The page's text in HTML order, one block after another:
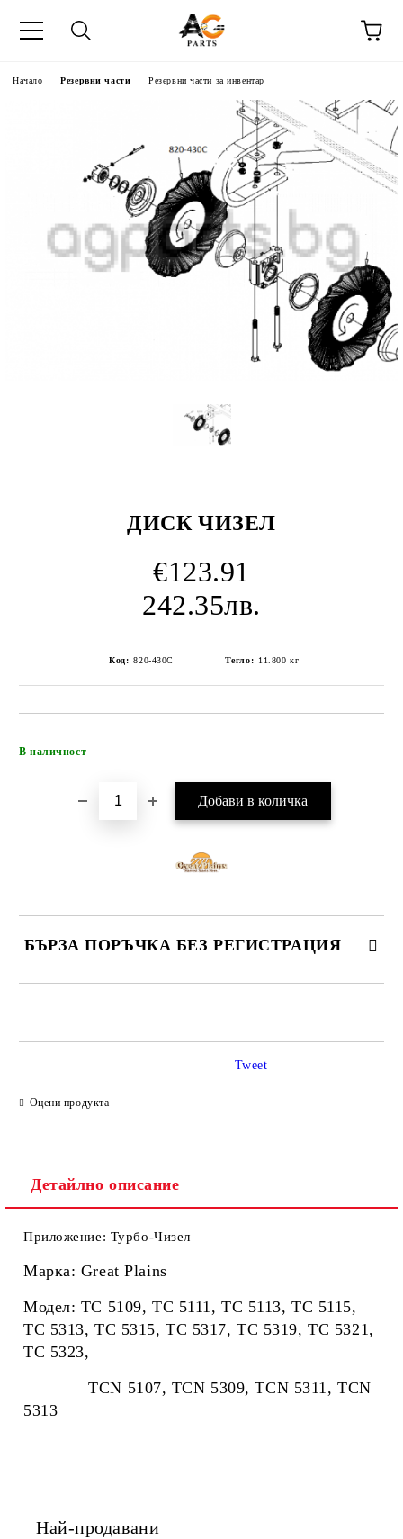
Начало Резервни части Резервни части за инвентар
ДИСК ЧИЗЕЛ
€123.91
242.35лв.
Код: 820-430C Тегло: 11.800 кг
В наличност
БЪРЗА ПОРЪЧКА БЕЗ РЕГИСТРАЦИЯ
Оцени продукта
Tweet
Детайлно описание
Приложение: Турбо-Чизел
Марка: Great Plains
Модел: TC 5109, TC 5111, TC 5113, TC 5115,
TC 5313, TC 5315, TC 5317, TC 5319, TC 5321,
TC 5323,
TCN 5107, TCN 5309, TCN 5311, TCN
5313
Най-продавани